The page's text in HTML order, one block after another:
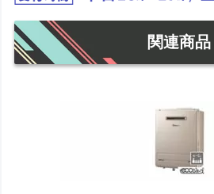
関連商品